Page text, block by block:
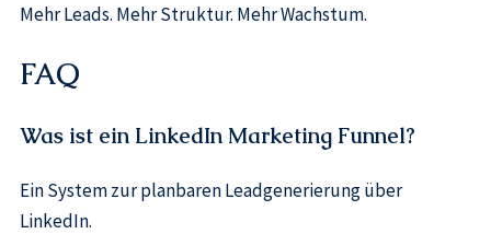
Mehr Leads. Mehr Struktur. Mehr Wachstum.
FAQ
Was ist ein LinkedIn Marketing Funnel?
Ein System zur planbaren Leadgenerierung über
LinkedIn.